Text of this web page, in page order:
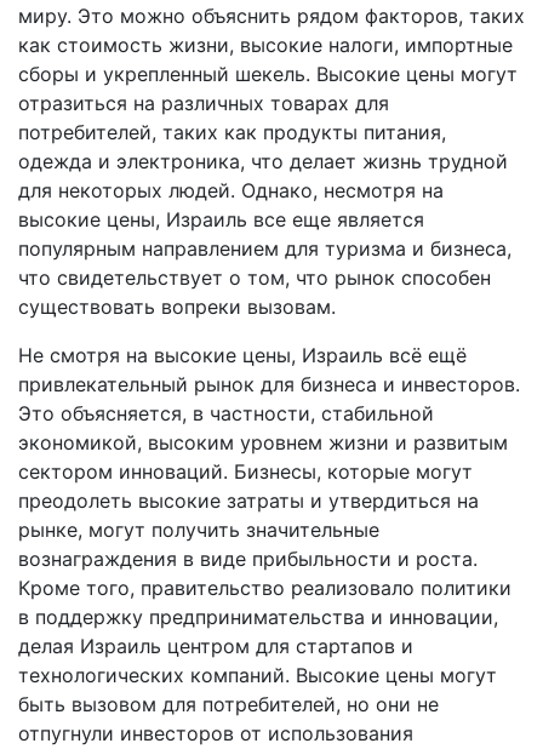
миру. Это можно объяснить рядом факторов, таких
как стоимость жизни, высокие налоги, импортные
сборы и укрепленный шекель. Высокие цены могут
отразиться на различных товарах для
потребителей, таких как продукты питания,
одежда и электроника, что делает жизнь трудной
для некоторых людей. Однако, несмотря на
высокие цены, Израиль все еще является
популярным направлением для туризма и бизнеса,
что свидетельствует о том, что рынок способен
существовать вопреки вызовам.
Не смотря на высокие цены, Израиль всё ещё
привлекательный рынок для бизнеса и инвесторов.
Это объясняется, в частности, стабильной
экономикой, высоким уровнем жизни и развитым
сектором инноваций. Бизнесы, которые могут
преодолеть высокие затраты и утвердиться на
рынке, могут получить значительные
вознаграждения в виде прибыльности и роста.
Кроме того, правительство реализовало политики
в поддержку предпринимательства и инновации,
делая Израиль центром для стартапов и
технологических компаний. Высокие цены могут
быть вызовом для потребителей, но они не
отпугнули инвесторов от использования